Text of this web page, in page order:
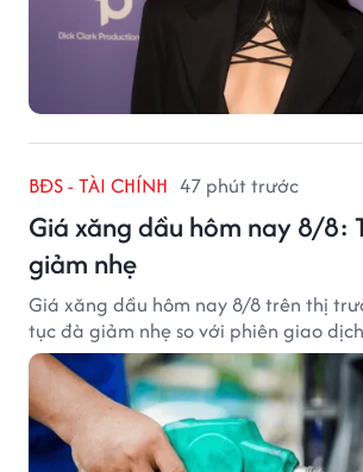
BĐS - TÀI CHÍNH 47 phút trước
Giá xăng dầu hôm nay 8/8:
giảm nhẹ
Giá xăng dầu hôm nay 8/8 trên thị
tục đà giảm nhẹ so với phiên giao